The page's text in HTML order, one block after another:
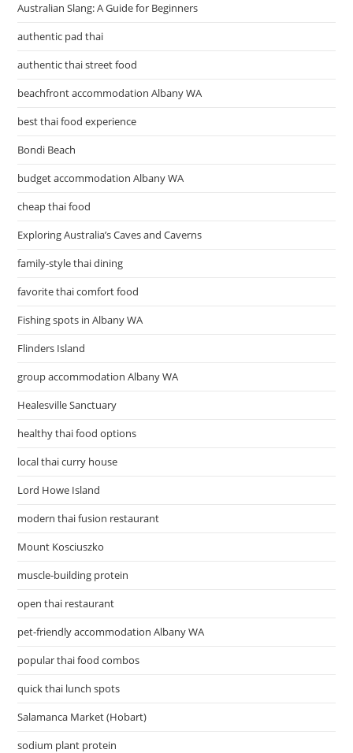
Australian Slang: A Guide for Beginners
authentic pad thai
authentic thai street food
beachfront accommodation Albany WA
best thai food experience
Bondi Beach
budget accommodation Albany WA
cheap thai food
Exploring Australia’s Caves and Caverns
family-style thai dining
favorite thai comfort food
Fishing spots in Albany WA
Flinders Island
group accommodation Albany WA
Healesville Sanctuary
healthy thai food options
local thai curry house
Lord Howe Island
modern thai fusion restaurant
Mount Kosciuszko
muscle-building protein
open thai restaurant
pet-friendly accommodation Albany WA
popular thai food combos
quick thai lunch spots
Salamanca Market (Hobart)
sodium plant protein